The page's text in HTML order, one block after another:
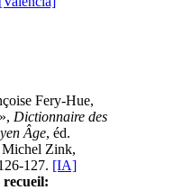
Fery-Hue,
Dictionnaire des
Âge, éd.
Michel Zink,
127. [IA]
recueil: